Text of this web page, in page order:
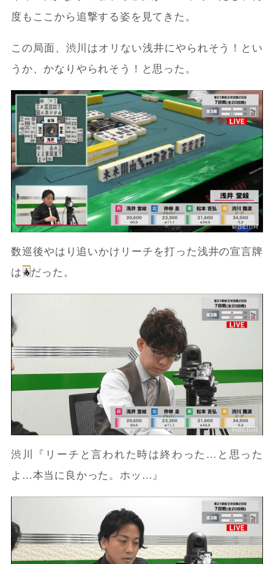
度もここから追撃する姿を見てきた。
この局面、渋川はオリない浅井にやられそう！とい
うか、かなりやられそう！と思った。
数巡後やはり追いかけリーチを打った浅井の宣言牌
は
だった。
渋川『リーチと言われた時は終わった…と思った
よ…本当に良かった。ホッ…』